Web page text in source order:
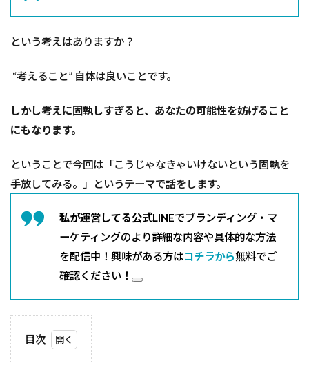
という考えはありますか？
“考えること” 自体は良いことです。
しかし考えに固執しすぎると、あなたの可能性を妨げること
にもなります。
ということで今回は「こうじゃなきゃいけないという固執を
手放してみる。」というテーマで話をします。
私が運営してる公式LINEでブランディング・マ
ーケティングのより詳細な内容や具体的な方法
を配信中！興味がある方はコチラから無料でご
確認ください！
目次